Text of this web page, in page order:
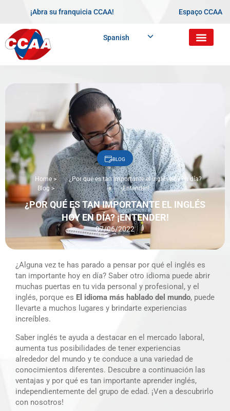
¡Abra su franquicia CCAA! Espaço CCAA
Spanish
BLOG
Home >
Blog >
¿Por qué es tan importante el inglés hoy en día?
¡Entender!
¿POR QUÉ ES TAN IMPORTANTE EL INGLÉS
HOY EN DÍA? ¡ENTENDER!
07/06/2022
¿Alguna vez te has parado a pensar por qué el inglés es
tan importante hoy en día? Saber otro idioma puede abrir
muchas puertas en tu vida personal y profesional, y el
inglés, porque es El idioma más hablado del mundo, puede
llevarte a muchos lugares y brindarte experiencias
increíbles.
Saber inglés te ayuda a destacar en el mercado laboral,
aumenta tus posibilidades de tener experiencias
alrededor del mundo y te conduce a una variedad de
conocimientos diferentes. Descubre a continuación las
ventajas y por qué es tan importante aprender inglés,
independientemente del grupo de edad. ¡Ven a descubrirlo
con nosotros!